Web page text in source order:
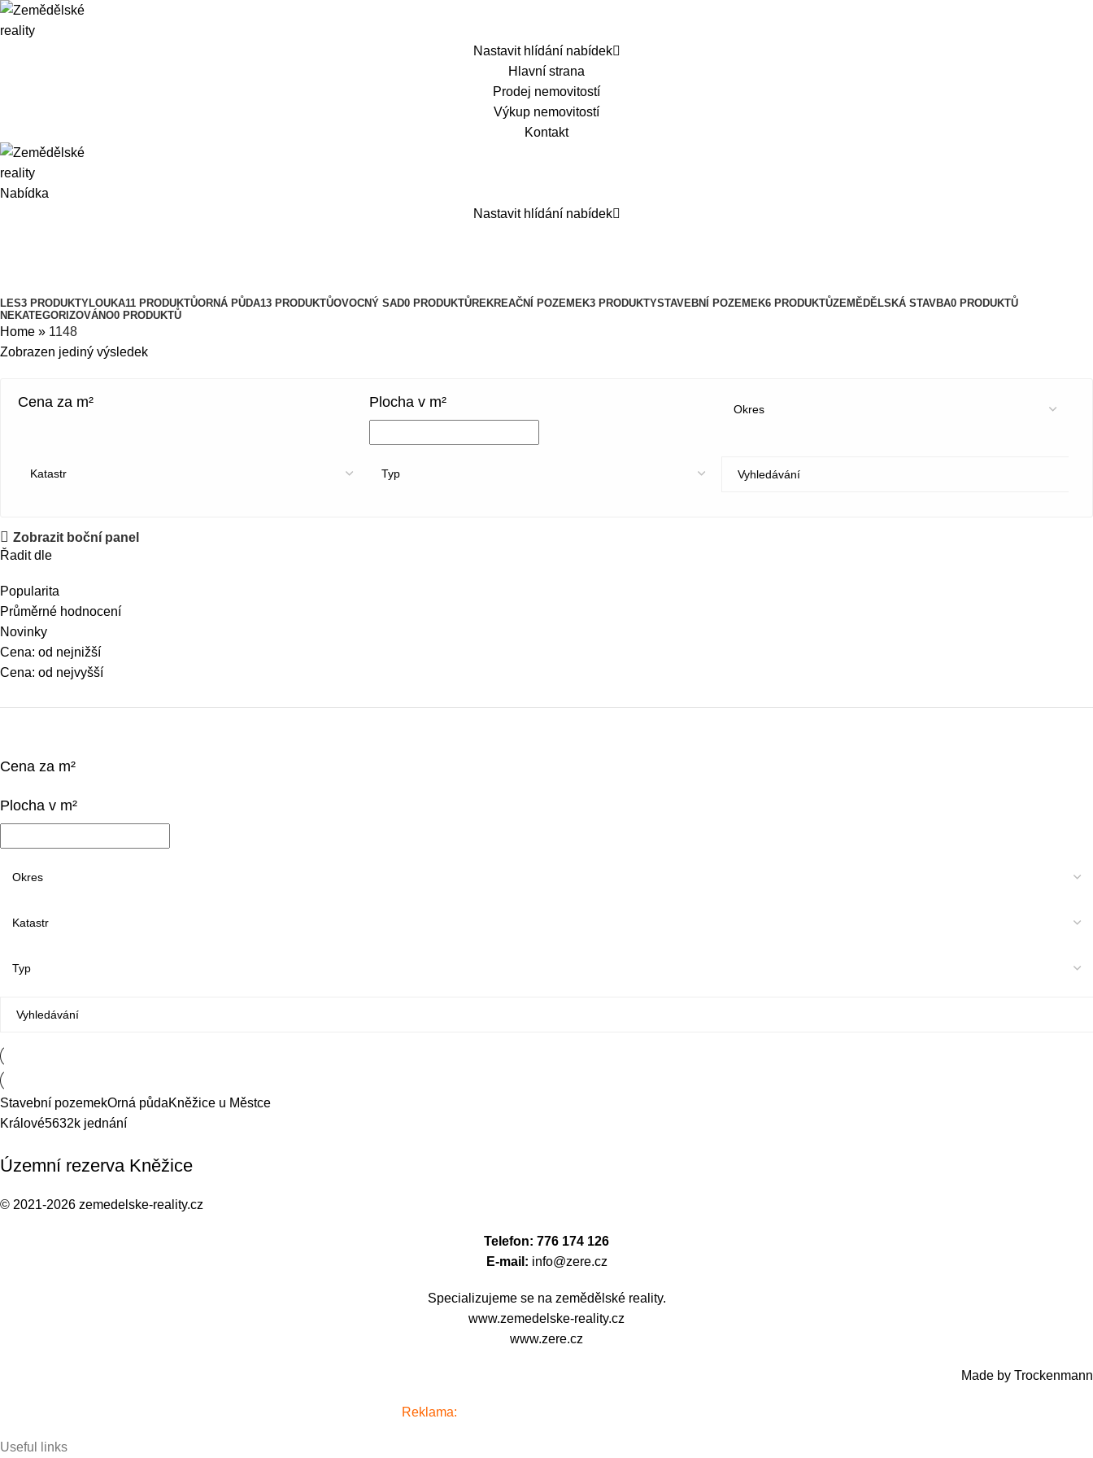
Nastavit hlídání nabídek
Hlavní strana
Prodej nemovitostí
Výkup nemovitostí
Kontakt
Nabídka
Nastavit hlídání nabídek
LES3 PRODUKTYLOUKA11 PRODUKTŮORNÁ PŮDA13 PRODUKTŮOVOCNÝ SAD0 PRODUKTŮREKREAČNÍ POZEMEK3 PRODUKTYSTAVEBNÍ POZEMEK6 PRODUKTŮZEMĚDĚLSKÁ STAVBA0 PRODUKTŮ
NEKATEGORIZOVÁNO0 PRODUKTŮ
Home » 1148
Zobrazen jediný výsledek
Cena za m² Plocha v m²
Zobrazit boční panel
Řadit dle
Popularita
Průměrné hodnocení
Novinky
Cena: od nejnižší
Cena: od nejvyšší
Cena za m²
Plocha v m²
Stavební pozemekOrná půdaKněžice u Městce
Králové5632k jednání
Územní rezerva Kněžice
© 2021-2026 zemedelske-reality.cz
Telefon: 776 174 126
E-mail: info@zere.cz
Specializujeme se na zemědělské reality.
www.zemedelske-reality.cz
www.zere.cz
Made by Trockenmann
Reklama:
Useful links